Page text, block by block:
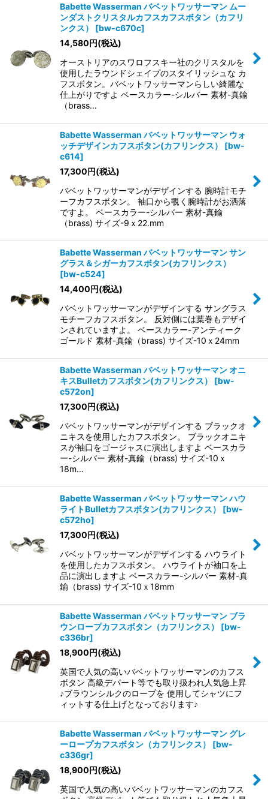
Babette Wasserman バベットワッサーマン ムー
ンダストクリスタルカフスカフスボタン（カフリ
ンクス）
[bw-c670c]
14,580円(税込)
オーストリアのスワロフスキー社のクリスタルを
使用したラウンドシェイプのスタイリッシュな カ
フスボタン。バベットワッサーマンらしい綺麗な
仕上がりですよ ベースカラー-シルバー 素材-真鍮
（brass…
Babette Wasserman バベットワッサーマン ウォ
ッチデザインカフスボタン(カフリンクス）
[bw-
c614]
17,300円(税込)
バベットワッサーマンがデザインする 腕時計モチ
ーフカフスボタン。 袖口から覗く腕時計がお洒落
ですよ。 ベースカラー-シルバー 素材-真鍮
（brass) サイズ-9ｘ22.mm
Babette Wasserman バベットワッサーマン サン
グラス＆シガーカフスボタン(カフリンクス）
[bw-c524]
14,400円(税込)
バベットワッサーマンがデザインする サングラス
モチーフカフスボタン。 反対側には葉巻もデザイ
ンされていますよ。 ベースカラー-アンティーク
ゴールド 素材-真鍮（brass) サイズ-10ｘ24mm
Babette Wasserman バベットワッサーマン オニ
キスBulletカフスボタン(カフリンクス）
[bw-
c572on]
17,300円(税込)
バベットワッサーマンがデザインする ブラックオ
ニキスを使用したカフスボタン。 ブラックオニキ
スが袖口をゴージャスに演出しますよ ベースカラ
ー-シルバー 素材-真鍮（brass) サイズ-10ｘ
18m…
Babette Wasserman バベットワッサーマン ハウ
ライトBulletカフスボタン(カフリンクス）
[bw-
c572ho]
17,300円(税込)
バベットワッサーマンがデザインする ハウライト
を使用したカフスボタン。 ハウライトが袖口を上
品に演出しますよ ベースカラー-シルバー 素材-真
鍮（brass) サイズ-10ｘ18mm
Babette Wasserman バベットワッサーマン ブラ
ウンロープカフスボタン（カフリンクス）
[bw-
c336br]
18,900円(税込)
英国で人気の高いバベットワッサーマンのカフス
ボタン 高級デパート等でも取り扱われ人気急上昇
♪ブラウンシルクのロープを 使用してシャツにフ
ィットする仕上げとなっております♪
Babette Wasserman バベットワッサーマン グレ
ーロープカフスボタン（カフリンクス）
[bw-
c336gr]
18,900円(税込)
英国で人気の高いバベットワッサーマンのカフス